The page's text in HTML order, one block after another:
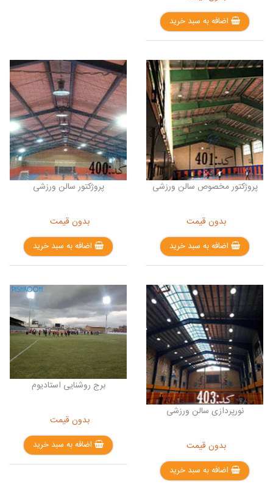
اضافه به سبد خرید
پروژکتور مخصوص سالن ورزشی
بدون قیمت
اضافه به سبد خرید
پروژکتور سالن ورزشی
بدون قیمت
اضافه به سبد خرید
نورپردازی سالن ورزشی
بدون قیمت
اضافه به سبد خرید
برج روشنایی استادیوم
بدون قیمت
اضافه به سبد خرید